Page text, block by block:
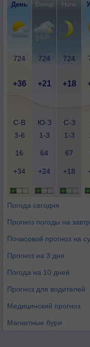
День Вечер Ночь
724 724 724
+36 +21 +18
С-В
3-6
Ю-З
1-3
С-З
1-3
16 64 67
+34 +24 +18
Погода сегодня
Прогноз погоды на
Почасовой прогноз на
Прогноз на 3 дня
Погода на 10 дней
Прогноз для водителей
Медицинский прогноз
Магнитные бури